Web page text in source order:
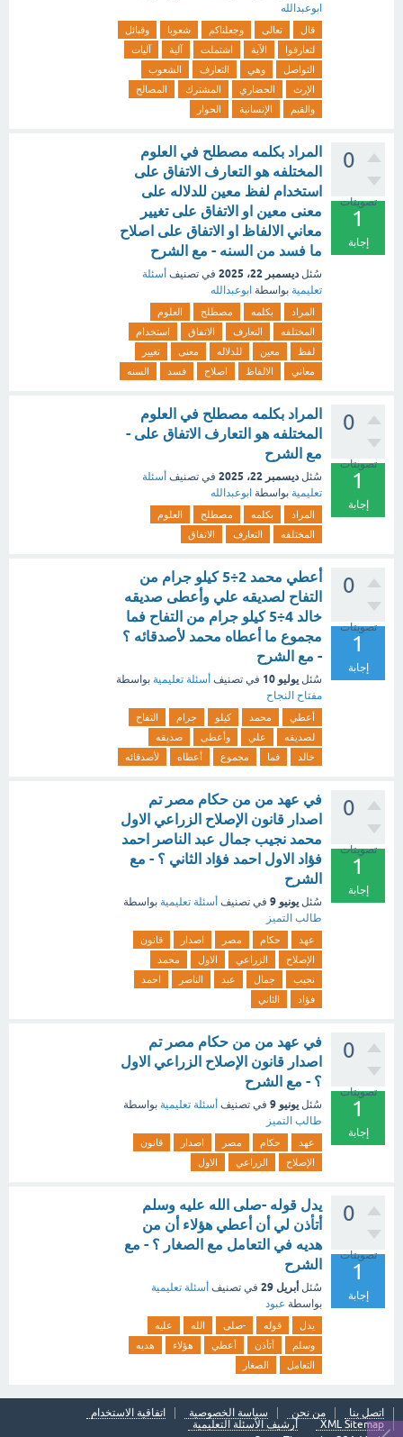
ابوعبدالله
قال تعالى وجعلناكم شعوبا
وقبائل
لتعارفوا
الآية اشتملت آلية
آليات
التواصل
وهي التعارف
الشعوب
الإرث
الحضاري المشترك
المصالح
والقيم
الإنسانية الحوار
0
تصويتات
1
إجابة
المراد بكلمه مصطلح في العلوم
المختلفه هو التعارف الاتفاق على
استخدام لفظ معين للدلاله على
معنى معين او الاتفاق على تغيير
معاني الالفاظ او الاتفاق على اصلاح
ما فسد من السنه - مع الشرح
سُئل ديسمبر 22، 2025 في تصنيف أسئلة
تعليمية بواسطة ابوعبدالله
المراد بكلمه مصطلح
العلوم
المختلفه
التعارف الاتفاق
استخدام
لفظ
معين للدلاله معنى
تغيير
معاني
الالفاظ اصلاح فسد السنه
0
تصويتات
1
إجابة
المراد بكلمه مصطلح في العلوم
المختلفه هو التعارف الاتفاق على -
مع الشرح
سُئل ديسمبر 22، 2025 في تصنيف أسئلة
تعليمية بواسطة ابوعبدالله
المراد بكلمه مصطلح
العلوم
المختلفه
التعارف الاتفاق
0
تصويتات
1
إجابة
أعطي محمد ‫2‏÷5‬ كيلو جرام من
التفاح لصديقه علي وأعطى صديقه
خالد ‫4‏÷5‬ كيلو جرام من التفاح فما
مجموع ما أعطاه محمد لأصدقائه ؟
- مع الشرح
سُئل يوليو 10 في تصنيف أسئلة تعليمية بواسطة
مفتاح النجاح
أعطي محمد كيلو جرام
التفاح
لصديقه
علي وأعطى
صديقه
خالد
فما مجموع أعطاه لأصدقائه
0
تصويتات
1
إجابة
في عهد من من حكام مصر تم
اصدار قانون الإصلاح الزراعي الاول
محمد نجيب جمال عبد الناصر احمد
فؤاد الاول احمد فؤاد الثاني ؟ - مع
الشرح
سُئل يونيو 9 في تصنيف أسئلة تعليمية بواسطة
طالب التميز
عهد حكام مصر اصدار
قانون
الإصلاح
الزراعي الاول
محمد
نجيب
جمال عبد الناصر
احمد
فؤاد
الثاني
0
تصويتات
1
إجابة
في عهد من من حكام مصر تم
اصدار قانون الإصلاح الزراعي الاول
؟ - مع الشرح
سُئل يونيو 9 في تصنيف أسئلة تعليمية بواسطة
طالب التميز
عهد حكام مصر اصدار
قانون
الإصلاح
الزراعي الاول
0
تصويتات
1
إجابة
يدل قوله -صلى الله عليه وسلم
أتأذن لي أن أعطي هؤلاء أن من
هديه في التعامل مع الصغار ؟ - مع
الشرح
سُئل أبريل 29 في تصنيف أسئلة تعليمية
بواسطة عبود
يدل قوله -صلى الله
عليه
وسلم
أتأذن أعطي هؤلاء
هديه
التعامل
الصغار
اتصل بنا من نحن سياسة الخصوصية
اتفاقية الاستخدام
XML Sitemap
أرشيف الأسئلة التعليمية